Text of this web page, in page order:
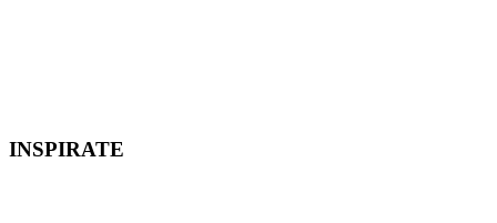
INSPIRATE